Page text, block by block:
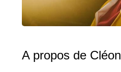
A propos de Cléon